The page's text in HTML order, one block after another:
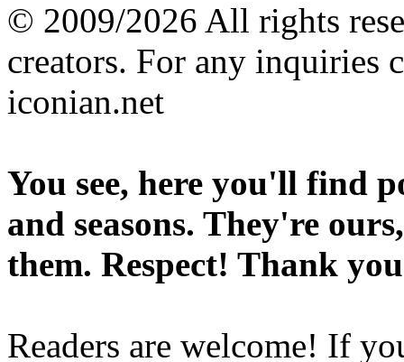
© 2009/2026 All rights
creators. For any inquiries
iconian.net
You see, here you'll find
and seasons. They're
them. Respect! Thank
Readers are welcome! If